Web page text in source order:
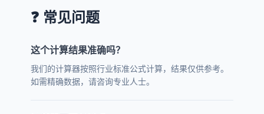
❓ 常见问题
这个计算结果准确吗？
我们的计算器按照行业标准公式计算，结果仅供参考。
如需精确数据，请咨询专业人士。